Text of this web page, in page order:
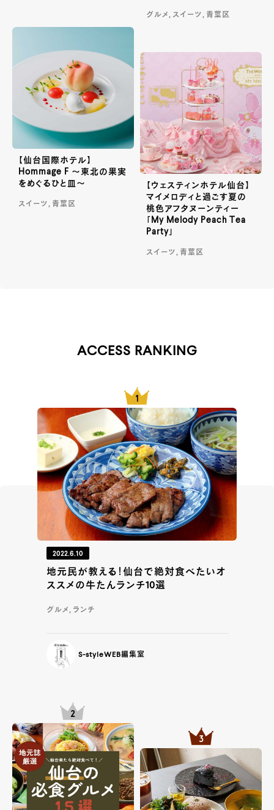
グルメ, スイーツ, 青葉区
【仙台国際ホテル】
Hommage F ～東北の果実
をめぐるひと皿～
スイーツ, 青葉区
【ウェスティンホテル仙台】
マイメロディと過ごす夏の
桃色アフタヌーンティー
「My Melody Peach Tea
Party」
スイーツ, 青葉区
ACCESS RANKING
2022.6.10
地元民が教える！仙台で絶対食べたいオ
ススメの牛たんランチ10選
グルメ, ランチ
S-styleWEB編集室